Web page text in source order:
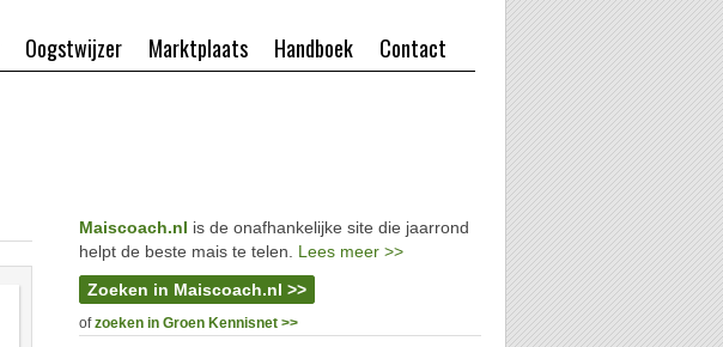
Contact
Handboek
Marktplaats
Oogstwijzer
Maiscoach.nl is de onafhankelijke site die jaarrond
helpt de beste mais te telen. Lees meer >>
Zoeken in Maiscoach.nl >>
ofzoeken in Groen Kennisnet >>